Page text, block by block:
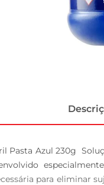
Pasta Azul 230g
para eliminar